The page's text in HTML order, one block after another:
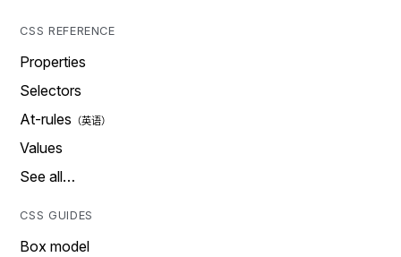
CSS REFERENCE
Properties
Selectors
At-rules
Values
See all…
CSS GUIDES
Box model